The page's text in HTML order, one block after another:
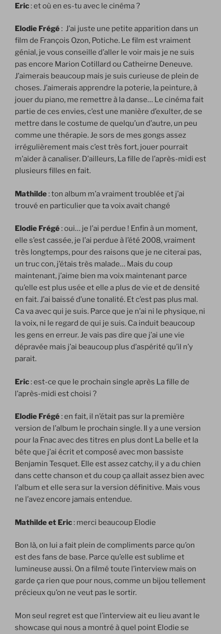
Eric: et où en es-tu avec le cinéma ?
Elodie Frégé: J’ai juste une petite apparition dans un
film de François Ozon, Potiche. Le film est vraiment
génial, je vous conseille d’aller le voir mais je ne suis
pas encore Marion Cotillard ou Catheirne Deneuve.
J’aimerais beaucoup mais je suis curieuse de plein de
choses. J’aimerais apprendre la poterie, la peinture, à
jouer du piano, me remettre à la danse… Le cinéma fait
partie de ces envies, c’est une manière d’exulter, de se
mettre dans le costume de quelqu’un d’autre, un peu
comme une thérapie. Je sors de mes gongs assez
irrégulièrement mais c’est très fort, jouer pourrait
m’aider à canaliser. D’ailleurs, La fille de l’après-midi est
plusieurs filles en fait.
Mathilde: ton album m’a vraiment troublée et j’ai
trouvé en particulier que ta voix avait changé
Elodie Frégé: oui… je l’ai perdue ! Enfin à un moment,
elle s’est cassée, je l’ai perdue à l’été 2008, vraiment
très longtemps, pour des raisons que je ne citerai pas,
un truc con, j’étais très malade… Mais du coup
maintenant, j’aime bien ma voix maintenant parce
qu’elle est plus usée et elle a plus de vie et de densité
en fait. J’ai baissé d’une tonalité. Et c’est pas plus mal.
Ca va avec qui je suis. Parce que je n’ai ni le physique, ni
la voix, ni le regard de qui je suis. Ca induit beaucoup
les gens en erreur. Je vais pas dire que j’ai une vie
dépravée mais j’ai beaucoup plus d’aspérité qu’il n’y
parait.
Eric: est-ce que le prochain single après La fille de
l’après-midi est choisi ?
Elodie Frégé: en fait, il n’était pas sur la première
version de l’album le prochain single. Il y a une version
pour la Fnac avec des titres en plus dont La belle et la
bête que j’ai écrit et composé avec mon bassiste
Benjamin Tesquet. Elle est assez catchy, il y a du chien
dans cette chanson et du coup ça allait assez bien avec
l’album et elle sera sur la version définitive. Mais vous
ne l’avez encore jamais entendue.
Mathilde et Eric: merci beaucoup Elodie
Bon là, on lui a fait plein de compliments parce qu’on
est des fans de base. Parce qu’elle est sublime et
lumineuse aussi. On a filmé toute l’interview mais on
garde ça rien que pour nous, comme un bijou tellement
précieux qu’on ne veut pas le sortir.
Mon seul regret est que l’interview ait eu lieu avant le
showcase qui nous a montré à quel point Elodie se